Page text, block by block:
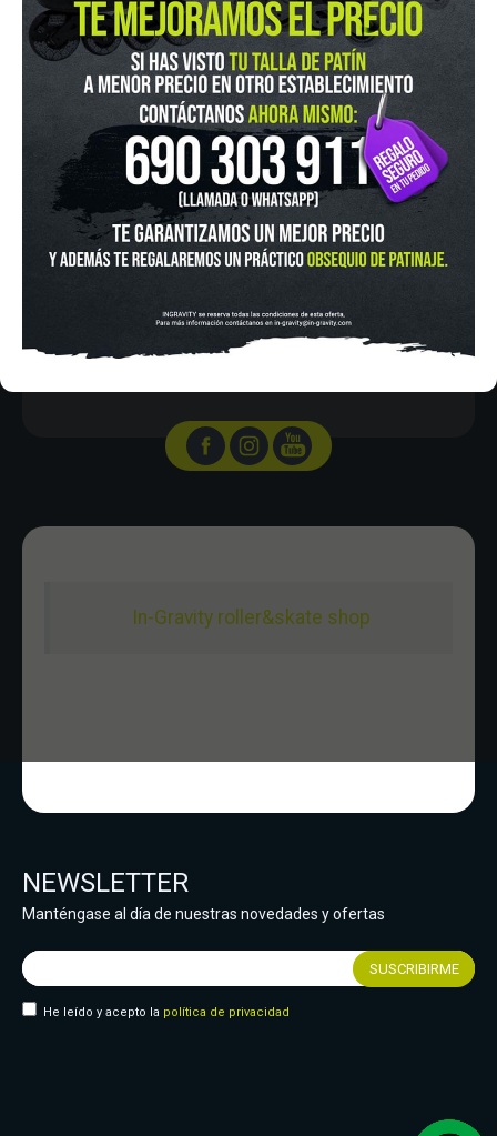
In-Gravity roller&skate shop
IN-GRAVITY MADRID RETIRO
Pza. Mariano de Cavia, 2
Tel.:915 524 553
Lunes a Viernes de 12:00 - 20:30
Sabado De 10:00 - 20:30
NEWSLETTER
Manténgase al día de nuestras novedades y ofertas
He leído y acepto la política de privacidad